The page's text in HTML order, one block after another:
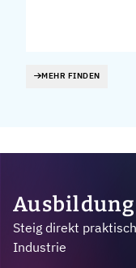
MEHR FINDEN
Steig direkt
Industrie